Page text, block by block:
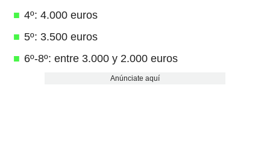
4º: 4.000 euros
5º: 3.500 euros
6º-8º: entre 3.000 y 2.000 euros
Anúnciate aquí